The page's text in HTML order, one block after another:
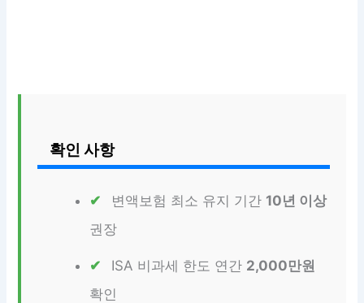
확인 사항
변액보험 최소 유지 기간 10년 이상
권장
ISA 비과세 한도 연간 2,000만원
확인